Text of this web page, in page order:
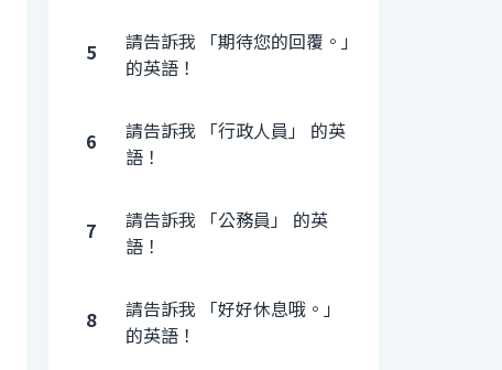
5
請告訴我 「期待您的回覆。」
的英語！
6
請告訴我 「行政人員」 的英
語！
7
請告訴我 「公務員」 的英
語！
8
請告訴我 「好好休息哦。」
的英語！